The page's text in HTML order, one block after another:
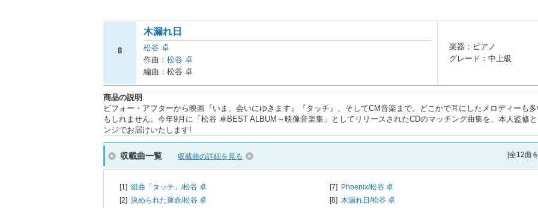
8
木漏れ日
松谷 卓
作曲： 松谷 卓
編曲：松谷 卓
楽器：ピアノ
グレード：中上級
商品の説明
ビフォー・アフターから映画『いま、会いにゆきます』『タッチ』、そしてCM音楽まで。どこかで耳にしたメロディーも
もしれません。今年9月に「松谷 卓BEST ALBUM～映像音楽集」としてリリースされたCDのマッチング曲集を、本人監修
ンジでお届けいたします!
収載曲一覧 収載曲の詳細を見る [全12曲
[1] 組曲「タッチ」/松谷 卓
[2] 決められた運命/松谷 卓
[7] Phoenix/松谷 卓
[8] 木漏れ日/松谷 卓